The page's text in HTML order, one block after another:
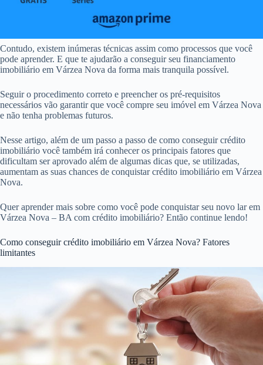
Contudo, existem inúmeras técnicas assim como processos que você
pode aprender. E que te ajudarão a conseguir seu financiamento
imobiliário em Várzea Nova da forma mais tranquila possível.
Seguir o procedimento correto e preencher os pré-requisitos
necessários vão garantir que você compre seu imóvel em Várzea Nova
e não tenha problemas futuros.
Nesse artigo, além de um passo a passo de como conseguir crédito
imobiliário você também irá conhecer os principais fatores que
dificultam ser aprovado além de algumas dicas que, se utilizadas,
aumentam as suas chances de conquistar crédito imobiliário em Várzea
Nova.
Quer aprender mais sobre como você pode conquistar seu novo lar em
Várzea Nova – BA com crédito imobiliário? Então continue lendo!
Como conseguir crédito imobiliário em Várzea Nova? Fatores
limitantes